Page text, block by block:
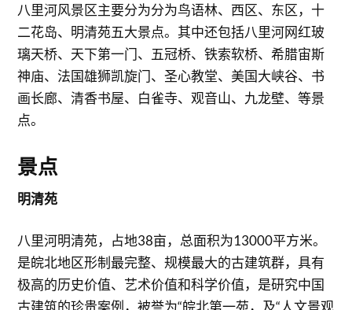
八里河风景区主要分为分为鸟语林、西区、东区，十
二花岛、明清苑五大景点。其中还包括八里河网红玻
璃天桥、天下第一门、五冠桥、铁索软桥、希腊宙斯
神庙、法国雄狮凯旋门、圣心教堂、美国大峡谷、书
画长廊、清香书屋、白雀寺、观音山、九龙壁、等景
点。
景点
明清苑
八里河明清苑，占地38亩，总面积为13000平方米。
是皖北地区形制最完整、规模最大的古建筑群，具有
极高的历史价值、艺术价值和科学价值，是研究中国
古建筑的珍贵案例，被誉为“皖北第一苑，及“人文景观